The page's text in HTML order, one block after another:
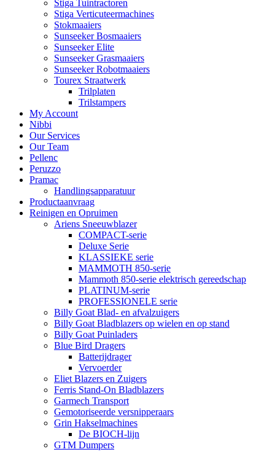
Stiga Tuintractoren
Stiga Verticuteermachines
Stokmaaiers
Sunseeker Bosmaaiers
Sunseeker Elite
Sunseeker Grasmaaiers
Sunseeker Robotmaaiers
Tourex Straatwerk
Trilplaten
Trilstampers
My Account
Nibbi
Our Services
Our Team
Pellenc
Peruzzo
Pramac
Handlingsapparatuur
Productaanvraag
Reinigen en Opruimen
Ariens Sneeuwblazer
COMPACT-serie
Deluxe Serie
KLASSIEKE serie
MAMMOTH 850-serie
Mammoth 850-serie elektrisch gereedschap
PLATINUM-serie
PROFESSIONELE serie
Billy Goat Blad- en afvalzuigers
Billy Goat Bladblazers op wielen en op stand
Billy Goat Puinladers
Blue Bird Dragers
Batterijdrager
Vervoerder
Eliet Blazers en Zuigers
Ferris Stand-On Bladblazers
Garmech Transport
Gemotoriseerde versnipperaars
Grin Hakselmachines
De BIOCH-lijn
GTM Dumpers